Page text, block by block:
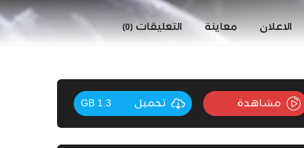
الاعلان معاينة التعليقات (0)
مشاهدة تحميل 1.3 GB